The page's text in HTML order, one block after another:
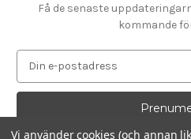
Få de senaste
kommande
p
Vi använder cookies (och annan